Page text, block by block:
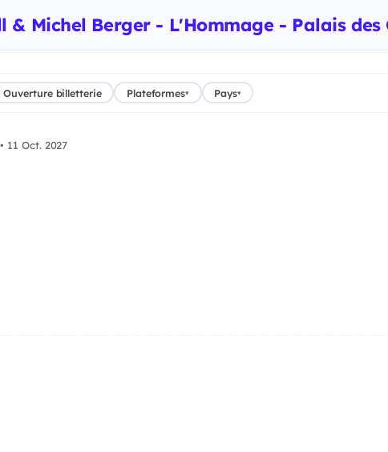
& Michel Berger - L'Hommage - Palais des
Ouverture billetterie Plateformes▾ Pays▾
• 11 Oct. 2027